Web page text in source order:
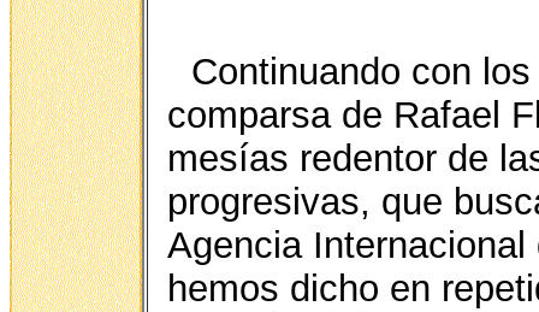
Continuando con
comparsa de Rafael
mesías redentor de
progresivas, que
Agencia
hemos dicho en